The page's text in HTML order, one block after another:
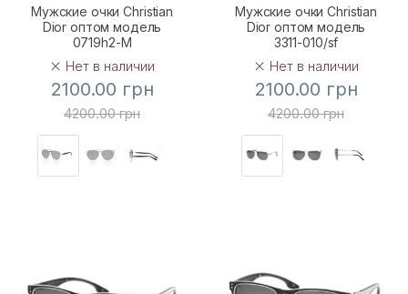
Мужские очки Christian
Dior оптом модель
0719h2-M
Нет в наличии
2100.00 грн
4200.00 грн
Мужские очки Christian
Dior оптом модель
3311-010/sf
Нет в наличии
2100.00 грн
4200.00 грн